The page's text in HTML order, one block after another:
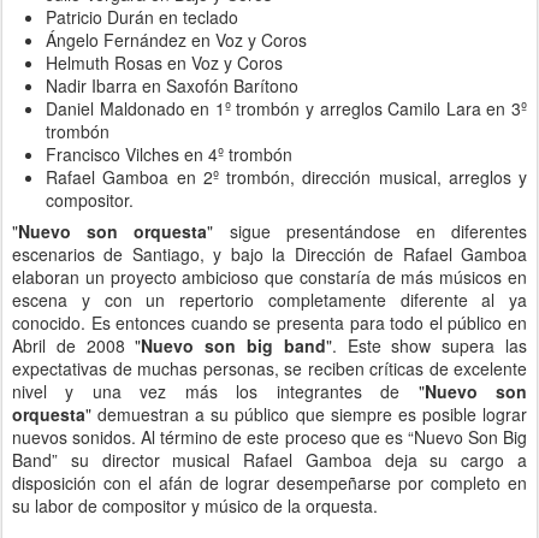
Patricio Durán en teclado
Ángelo Fernández en Voz y Coros
Helmuth Rosas en Voz y Coros
Nadir Ibarra en Saxofón Barítono
Daniel Maldonado en 1º trombón y arreglos Camilo Lara en 3º
trombón
Francisco Vilches en 4º trombón
Rafael Gamboa en 2º trombón, dirección musical, arreglos y
compositor.
"Nuevo son orquesta" sigue presentándose en diferentes
escenarios de Santiago, y bajo la Dirección de Rafael Gamboa
elaboran un proyecto ambicioso que constaría de más músicos en
escena y con un repertorio completamente diferente al ya
conocido. Es entonces cuando se presenta para todo el público en
Abril de 2008 "Nuevo son big band". Este show supera las
expectativas de muchas personas, se reciben críticas de excelente
nivel y una vez más los integrantes de "Nuevo son
orquesta" demuestran a su público que siempre es posible lograr
nuevos sonidos. Al término de este proceso que es “Nuevo Son Big
Band” su director musical Rafael Gamboa deja su cargo a
disposición con el afán de lograr desempeñarse por completo en
su labor de compositor y músico de la orquesta.